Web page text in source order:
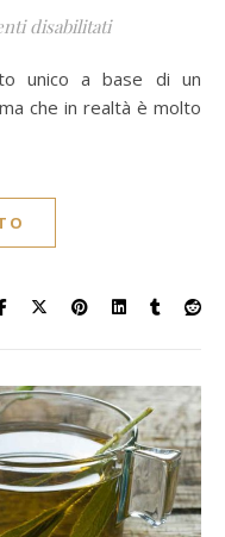
disabilitatisu Frittata di
che in realtà è molto